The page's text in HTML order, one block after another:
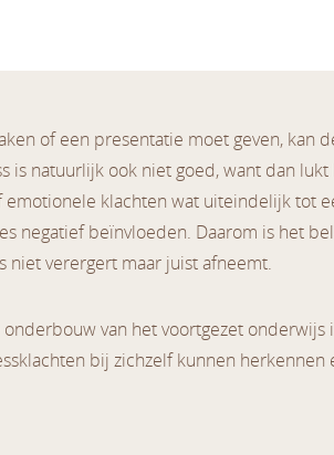
of een presentatie moet geven, kan
natuurlijk ook niet goed, want dan
klachten wat uiteindelijk tot
negatief beïnvloeden. Daarom is het
niet verergert maar juist afneemt.
van het voortgezet onderwijs
bij zichzelf kunnen